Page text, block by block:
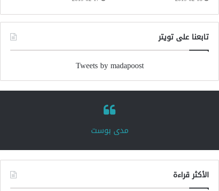
تابعنا على تويتر
Tweets by madapoost
‏مدى بوست‏
الأكثر قراءة